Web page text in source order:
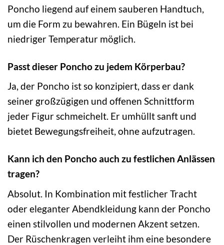
Poncho liegend auf einem sauberen Handtuch,
um die Form zu bewahren. Ein Bügeln ist bei
niedriger Temperatur möglich.
Passt dieser Poncho zu jedem Körperbau?
Ja, der Poncho ist so konzipiert, dass er dank
seiner großzügigen und offenen Schnittform
jeder Figur schmeichelt. Er umhüllt sanft und
bietet Bewegungsfreiheit, ohne aufzutragen.
Kann ich den Poncho auch zu festlichen Anlässen
tragen?
Absolut. In Kombination mit festlicher Tracht
oder eleganter Abendkleidung kann der Poncho
einen stilvollen und modernen Akzent setzen.
Der Rüschenkragen verleiht ihm eine besondere